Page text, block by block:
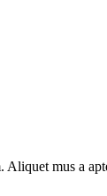
mus a